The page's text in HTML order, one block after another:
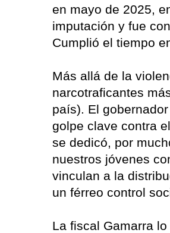
en mayo de 2025,
imputación y fue
Cumplió el tiempo
Más allá de la
narcotraficantes
país). El
golpe clave contra
se dedicó, por
nuestros jóvenes
vinculan a la
un férreo control
La fiscal Gamarra